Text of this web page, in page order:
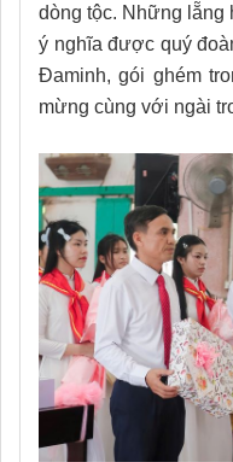
dòng tộc. Những lẵng
ý nghĩa được quý
Đaminh, gói ghém
mừng cùng với ngài